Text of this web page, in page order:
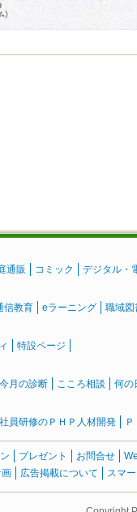
通販 コミック デジタル・
信教育 eラーニング 職域図
特設ページ
月の診断 こころ相談 何の
社員研修のＰＨＰ人材開発
プレゼント お問合せ
広告掲載について スマ